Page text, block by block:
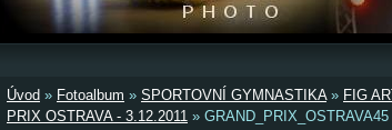
Úvod » Fotoalbum » SPORTOVNÍ GYMNASTIKA» FIG
PRIX OSTRAVA - 3.12.2011 » GRAND_PRIX_OSTRAVA45